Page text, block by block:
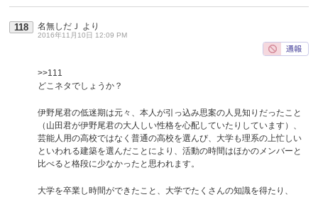
118 名無しだＪ より
2016年11月10日 12:09 PM
>>111
どこネタでしょうか？
伊野尾君の低迷期は元々、本人が引っ込み思案の人見知りだったこと
（山田君が伊野尾君の大人しい性格を心配していたりしています）、
芸能人用の高校ではなく普通の高校を選んび、大学も理系の上忙しい
といわれる建築を選んだことにより、活動の時間はほかのメンバーと
比べると格段に少なかったと思われます。
大学を卒業し時間ができたこと、大学でたくさんの知識を得たり、